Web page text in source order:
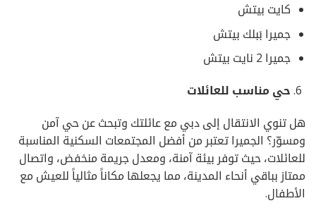
كايت بيتش
جميرا بَبلك بيتش
جميرا 2 نايت بيتش
حيمناسبللعائلات
هل تنوي الانتقال إلى دبي مع عائلتك وتبحث عن حي آمن
ومسوّر؟ الجميرا تعتبر من أفضل المجتمعات السكنية المناسبة
للعائلات، حيث توفر بيئة آمنة، ومعدل جريمة منخفض، واتصال
ممتاز بباقي أنحاء المدينة، مما يجعلها مكاناً مثالياً للعيش مع
الأطفال.